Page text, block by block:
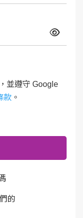
並遵守 Google
款 。
的